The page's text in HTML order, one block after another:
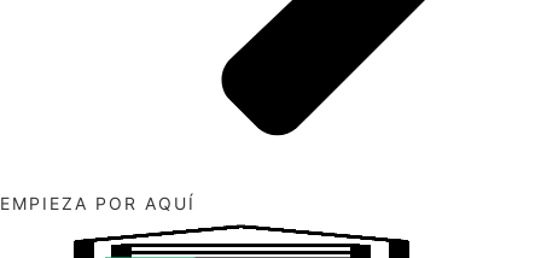
EMPIEZA POR AQUÍ